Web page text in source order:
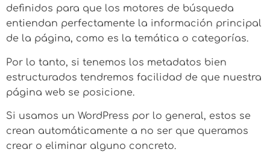
definidos para que los motores de búsqueda
entiendan perfectamente la información principal
de la página, como es la temática o categorías.
Por lo tanto, si tenemos los metadatos bien
estructurados tendremos facilidad de que nuestra
página web se posicione.
Si usamos un WordPress por lo general, estos se
crean automáticamente a no ser que queramos
crear o eliminar alguno concreto.